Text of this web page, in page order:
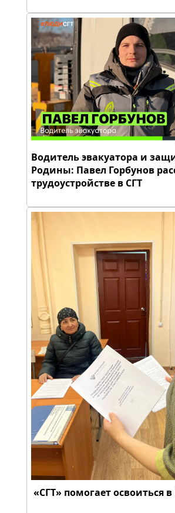
Водитель эвакуатора и
Родины: Павел Горбунов
трудоустройстве в СГТ
«СГТ» помогает освоиться